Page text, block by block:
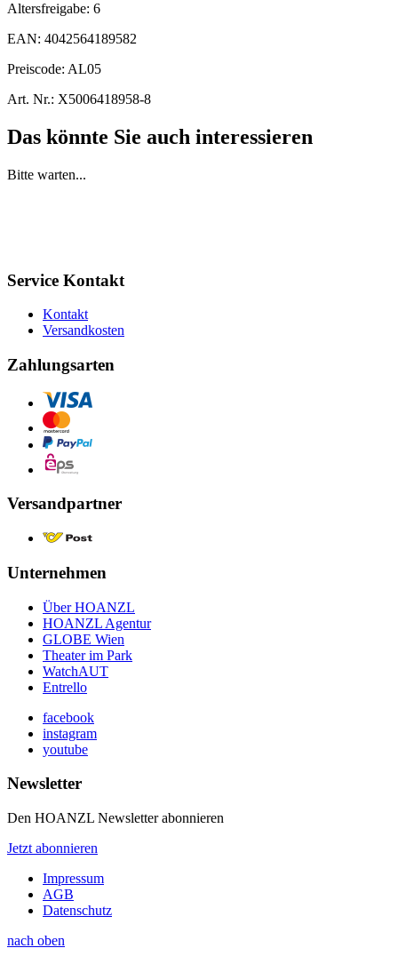
Altersfreigabe: 6
EAN: 4042564189582
Preiscode: AL05
Art. Nr.: X5006418958-8
Das könnte Sie auch interessieren
Bitte warten...
Service Kontakt
Kontakt
Versandkosten
Zahlungsarten
Versandpartner
Unternehmen
Über HOANZL
HOANZL Agentur
GLOBE Wien
Theater im Park
WatchAUT
Entrello
facebook
instagram
youtube
Newsletter
Den HOANZL Newsletter abonnieren
Jetzt abonnieren
Impressum
AGB
Datenschutz
nach oben